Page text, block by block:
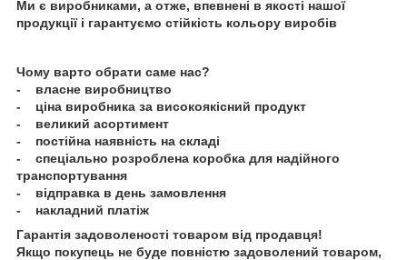
Ми є виробниками, а отже, впевнені в якості нашої
продукції і гарантуємо стійкість кольору виробів
Чому варто обрати саме нас?
- власне виробництво
- ціна виробника за високоякісний продукт
- великий асортимент
- постійна наявність на складі
- спеціально розроблена коробка для надійного
транспортування
- відправка в день замовлення
- накладний платіж
Гарантія задоволеності товаром від продавця!
Якщо покупець не буде повністю задоволений товаром,